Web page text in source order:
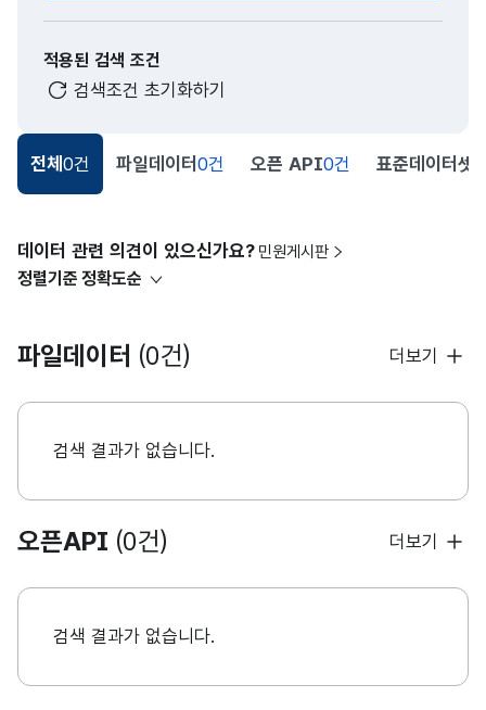
적용된 검색 조건
검색조건 초기화하기
전체 0건 파일데이터 0건 오픈 API0건 표준데이터셋
데이터 관련 의견이 있으신가요? 민원게시판
정렬기준 정확도순
파일데이터 (0건) 더보기
검색 결과가 없습니다.
오픈API (0건) 더보기
검색 결과가 없습니다.